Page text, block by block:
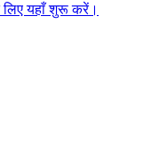
यहाँ शुरू करें।